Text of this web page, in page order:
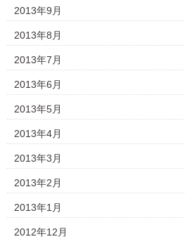
2013年9月
2013年8月
2013年7月
2013年6月
2013年5月
2013年4月
2013年3月
2013年2月
2013年1月
2012年12月